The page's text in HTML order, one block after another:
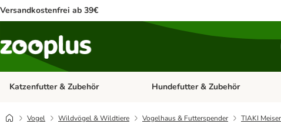
Versandkostenfrei ab 39€
Katzenfutter & Zubehör Kategorie-Menü öffnen: Katzenfutter
Hundefutter & Zubehör
Vogel Wildvögel & Wildtiere Vogelhaus & Futterspender TIAKI